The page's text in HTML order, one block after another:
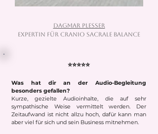
Dagmar Plesser
Expertin für Cranio Sacrale Balance
⭐⭐⭐⭐⭐
Was hat dir an der Audio-Begleitung
besonders gefallen?
Kurze, gezielte Audioinhalte, die auf sehr
sympathische Weise vermittelt werden. Der
Zeitaufwand ist nicht allzu hoch, dafür kann man
aber viel für sich und sein Business mitnehmen.